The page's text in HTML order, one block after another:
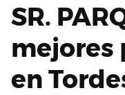
SR.
mejores
en